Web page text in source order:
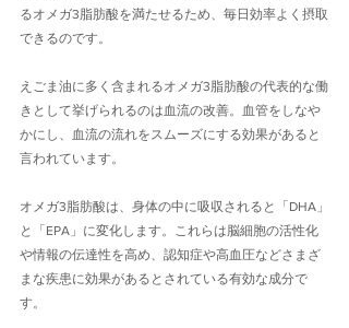
るオメガ3脂肪酸を満たせるため、毎日効率よく摂取
できるのです。
えごま油に多く含まれるオメガ3脂肪酸の代表的な働
きとして挙げられるのは血流の改善。血管をしなや
かにし、血流の流れをスムーズにする効果があると
言われています。
オメガ3脂肪酸は、身体の中に吸収されると「DHA」
と「EPA」に変化します。これらは脳細胞の活性化
や情報の伝達性を高め、認知症や高血圧などさまざ
まな疾患に効果があるとされている有効な成分で
す。